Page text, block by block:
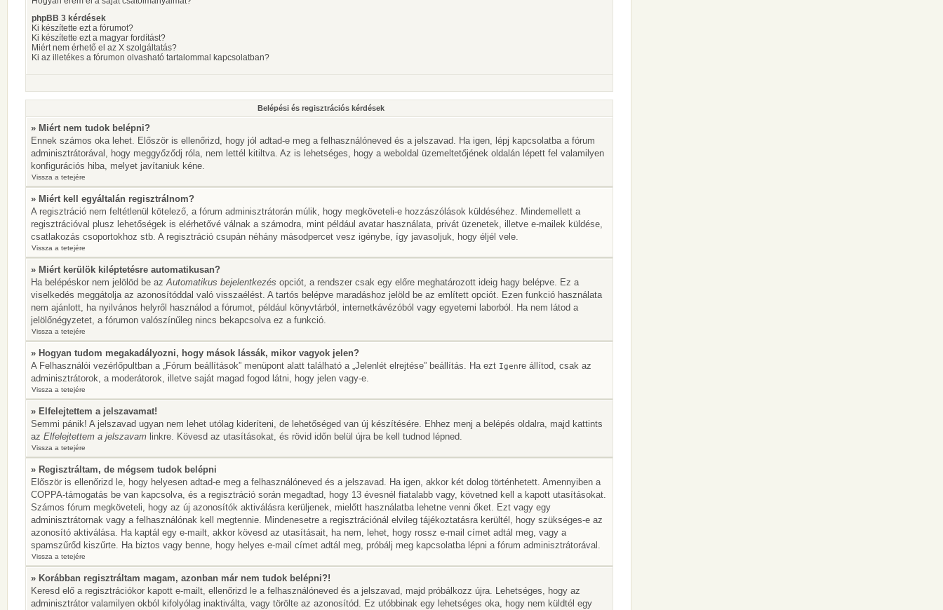
phpBB 3 kérdések
Ki készítette ezt a fórumot?
Ki készítette ezt a magyar fordítást?
Miért nem érhető el az X szolgáltatás?
Ki az illetékes a fórumon olvasható tartalommal kapcsolatban?
Belépési és regisztrációs kérdések
» Miért nem tudok belépni?
Ennek számos oka lehet. Először is ellenőrizd, hogy jól adtad-e meg a felhasználóneved és a jelszavad. Ha igen, lépj kapcsolatba a fórum
adminisztrátorával, hogy meggyőződj róla, nem lettél kitiltva. Az is lehetséges, hogy a weboldal üzemeltetőjének oldalán lépett fel valamilyen
konfigurációs hiba, melyet javítaniuk kéne.
Vissza a tetejére
» Miért kell egyáltalán regisztrálnom?
A regisztráció nem feltétlenül kötelező, a fórum adminisztrátorán múlik, hogy megköveteli-e hozzászólások küldéséhez. Mindemellett a
regisztrációval plusz lehetőségek is elérhetővé válnak a számodra, mint például avatar használata, privát üzenetek, illetve e-mailek küldése,
csatlakozás csoportokhoz stb. A regisztráció csupán néhány másodpercet vesz igénybe, így javasoljuk, hogy éljél vele.
Vissza a tetejére
» Miért kerülök kiléptetésre automatikusan?
Ha belépéskor nem jelölöd be azAutomatikus bejelentkezés opciót, a rendszer csak egy előre meghatározott ideig hagy belépve. Ez a
viselkedés meggátolja az azonosítóddal való visszaélést. A tartós belépve maradáshoz jelöld be az említett opciót. Ezen funkció használata
nem ajánlott, ha nyilvános helyről használod a fórumot, például könyvtárból, internetkávézóból vagy egyetemi laborból. Ha nem látod a
jelölőnégyzetet, a fórumon valószínűleg nincs bekapcsolva ez a funkció.
Vissza a tetejére
» Hogyan tudom megakadályozni, hogy mások lássák, mikor vagyok jelen?
A Felhasználói vezérlőpultban a „Fórum beállítások” menüpont alatt található a „Jelenlét elrejtése” beállítás. Ha ezt Igenre állítod, csak az
adminisztrátorok, a moderátorok, illetve saját magad fogod látni, hogy jelen vagy-e.
Vissza a tetejére
» Elfelejtettem a jelszavamat!
Semmi pánik! A jelszavad ugyan nem lehet utólag kideríteni, de lehetőséged van új készítésére. Ehhez menj a belépés oldalra, majd kattints
az Elfelejtettem a jelszavam linkre. Kövesd az utasításokat, és rövid időn belül újra be kell tudnod lépned.
Vissza a tetejére
» Regisztráltam, de mégsem tudok belépni
Először is ellenőrizd le, hogy helyesen adtad-e meg a felhasználóneved és a jelszavad. Ha igen, akkor két dolog történhetett. Amennyiben a
COPPA-támogatás be van kapcsolva, és a regisztráció során megadtad, hogy 13 évesnél fiatalabb vagy, követned kell a kapott utasításokat.
Számos fórum megköveteli, hogy az új azonosítók aktiválásra kerüljenek, mielőtt használatba lehetne venni őket. Ezt vagy egy
adminisztrátornak vagy a felhasználónak kell megtennie. Mindenesetre a regisztrációnál elvileg tájékoztatásra kerültél, hogy szükséges-e az
azonosító aktiválása. Ha kaptál egy e-mailt, akkor kövesd az utasításait, ha nem, lehet, hogy rossz e-mail címet adtál meg, vagy a
spamszűrőd kiszűrte. Ha biztos vagy benne, hogy helyes e-mail címet adtál meg, próbálj meg kapcsolatba lépni a fórum adminisztrátorával.
Vissza a tetejére
» Korábban regisztráltam magam, azonban már nem tudok belépni?!
Keresd elő a regisztrációkor kapott e-mailt, ellenőrizd le a felhasználóneved és a jelszavad, majd próbálkozz újra. Lehetséges, hogy az
adminisztrátor valamilyen okból kifolyólag inaktiválta, vagy törölte az azonosítód. Ez utóbbinak egy lehetséges oka, hogy nem küldtél egy